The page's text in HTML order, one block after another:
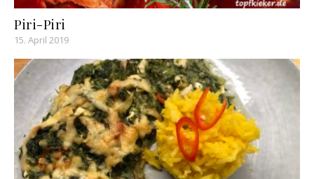
Piri-Piri
15. April 2019